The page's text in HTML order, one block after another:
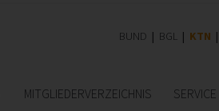
BUND BGL KTN
MITGLIEDER­VERZEICHNIS SERVICE